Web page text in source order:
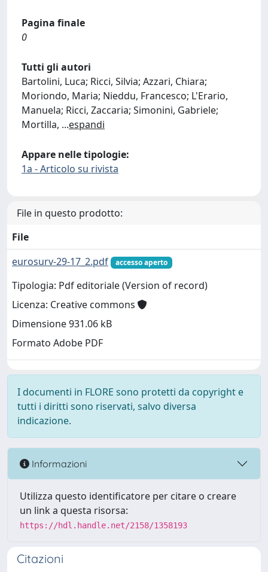
Pagina finale
0
Tutti gli autori
Bartolini, Luca; Ricci, Silvia; Azzari, Chiara;
Moriondo, Maria; Nieddu, Francesco; L'Erario,
Manuela; Ricci, Zaccaria; Simonini, Gabriele;
Mortilla, ...espandi
Appare nelle tipologie:
1a - Articolo su rivista
File in questo prodotto:
File
eurosurv-29-17_2.pdf
accesso aperto
Tipologia: Pdf editoriale (Version of record)
Licenza: Creative commons
Dimensione 931.06 kB
Formato Adobe PDF
I documenti in FLORE sono protetti da copyright e
tutti i diritti sono riservati, salvo diversa
indicazione.
Informazioni
Utilizza questo identificatore per citare o creare
un link a questa risorsa:
https://hdl.handle.net/2158/1358193
Citazioni